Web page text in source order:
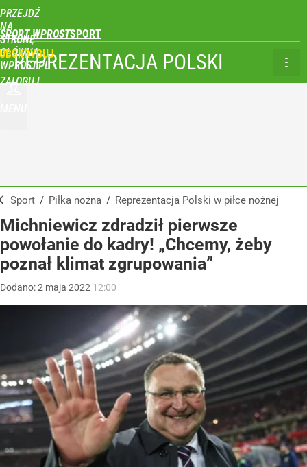
PRZEJDŹ
NA
STRONĘ
GŁÓWNĄ
WPROST.PL
SPORT WPROST
ZALOGUJ
REPREZENTACJA POLSKI
Sport / Piłka nożna / Reprezentacja Polski w piłce nożnej
Michniewicz zdradził pierwsze
powołanie do kadry! „Chcemy, żeby
poznał klimat zgrupowania”
Dodano:2 maja 2022 12:00